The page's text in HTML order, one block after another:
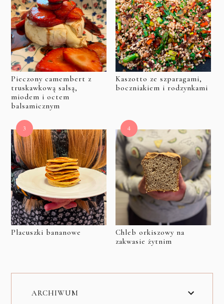
Pieczony camembert z
truskawkową salsą,
miodem i octem
balsamicznym
Kaszotto ze szparagami,
boczniakiem i rodzynkami
Placuszki bananowe
Chleb orkiszowy na
zakwasie żytnim
ARCHIWUM